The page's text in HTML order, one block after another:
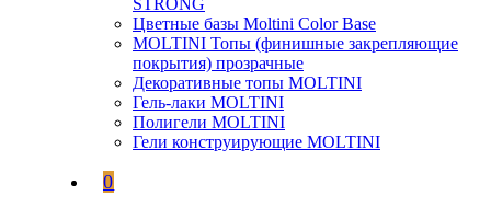
Цветные базы Moltini Color Base
MOLTINI Топы (финишные закрепляющие
покрытия) прозрачные
Декоративные топы MOLTINI
Гель-лаки MOLTINI
Полигели MOLTINI
Гели конструирующие MOLTINI
0